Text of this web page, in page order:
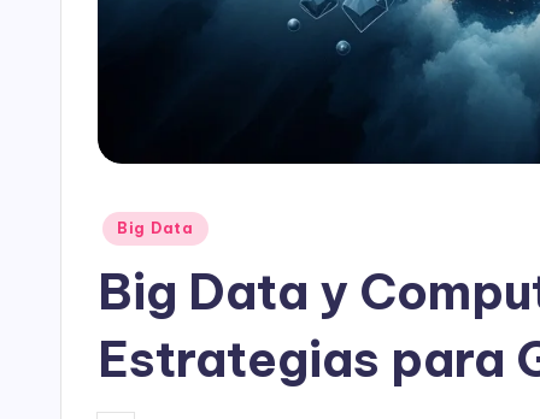
Publicado
Big Data
Big Data y
Estrategias para